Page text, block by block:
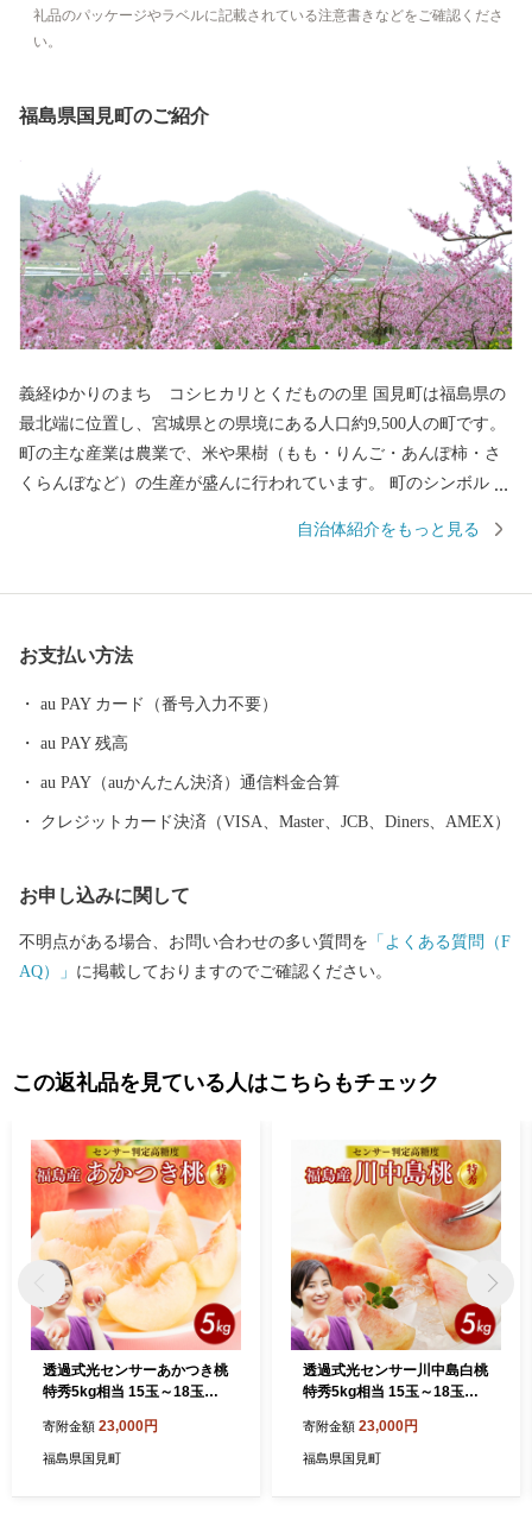
礼品のパッケージやラベルに記載されている注意書きなどをご確認くださ
い。
福島県国見町のご紹介
義経ゆかりのまち コシヒカリとくだものの里 国見町は福島県の
最北端に位置し、宮城県との県境にある人口約9,500人の町です。
町の主な産業は農業で、米や果樹（もも・りんご・あんぽ柿・さ
くらんぼなど）の生産が盛んに行われています。 町のシンボル・
奥州合戦の地となりました。奥州藤原氏が築いた防御施設「阿津
日には、国道4号線沿いに東北最大級となる「道の駅国見あつかし
自治体紹介をもっと見る
お支払い方法
au PAY カード（番号入力不要）
au PAY 残高
au PAY（auかんたん決済）通信料金合算
クレジットカード決済（VISA、Master、JCB、Diners、AMEX）
お申し込みに関して
不明点がある場合、お問い合わせの多い質問を 「よくある質問（F
AQ）」 に掲載しておりますのでご確認ください。
この返礼品を見ている人はこちらもチェック
透過式光センサーあかつき桃
特秀5kg相当 15玉～18玉＜
＞ | ふくしま 桃 福島 もも 国
見 モモ ※2026年7月中旬～8
寄附金額 23,000円
福島県国見町
透過式光センサー川中島白桃
特秀5kg相当 15玉～18玉＜
＞ | ふくしま 桃 福島 もも 国
見 モモ ※2026年8月～発送
寄附金額 23,000円
福島県国見町